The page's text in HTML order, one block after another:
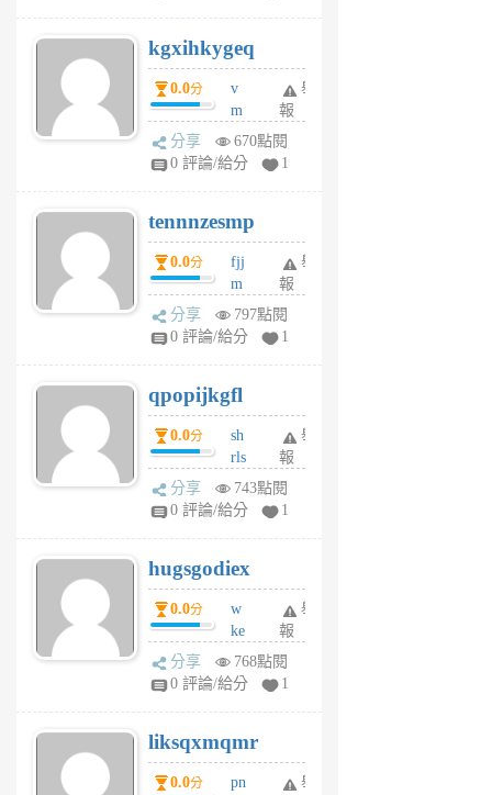
6
個
月
前
kgxihkygeq
0.0分
v
m
sg
sr
6
個
月
前
舉
報
分享
670點閱
0 評論/給分
1
tennnzesmp
0.0分
fjj
m
w
rs
6
個
月
前
舉
報
分享
797點閱
0 評論/給分
1
qpopijkgfl
0.0分
sh
rls
k
m
6
個
月
前
舉
報
分享
743點閱
0 評論/給分
1
hugsgodiex
0.0分
w
ke
rv
pj
6
個
月
舉
報
分享
768點閱
0 評論/給分
1
liksqxmqmr
0.0分
pn
舉